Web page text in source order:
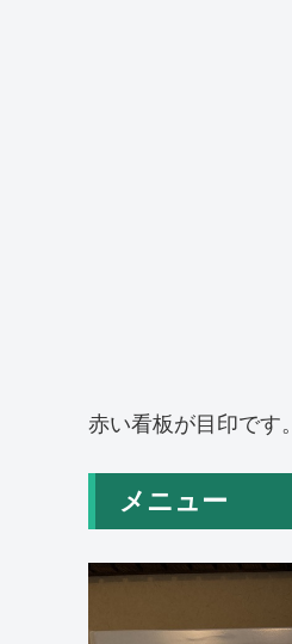
赤い看板が目印です。
メニュー